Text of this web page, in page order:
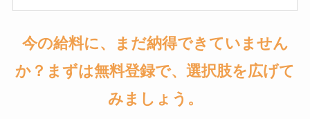
今の給料に、まだ納得できていません
か？まずは無料登録で、選択肢を広げて
みましょう。